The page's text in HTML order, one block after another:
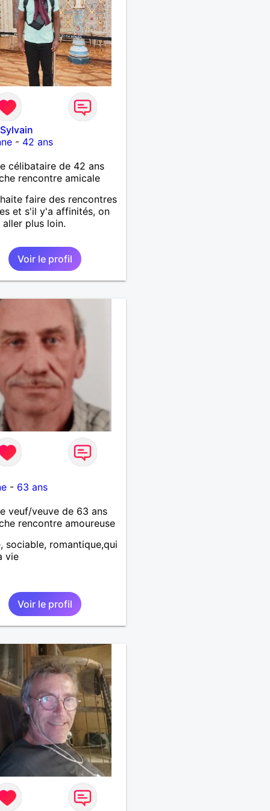
- 42 ans
célibataire de 42 ans
rencontre amicale
faire des rencontres
et s'il y'a affinités, on
aller plus loin.
Voir le profil
- 63 ans
veuf/veuve de 63 ans
rencontre amoureuse
sociable, romantique,qui
vie
Voir le profil